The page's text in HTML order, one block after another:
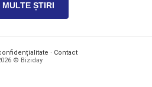
MULTE ȘTIRI
· Contact
© Biziday